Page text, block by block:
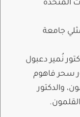
المتحدة
جامعة
نُمير دعبول
سحر فاهوم
والدكتور